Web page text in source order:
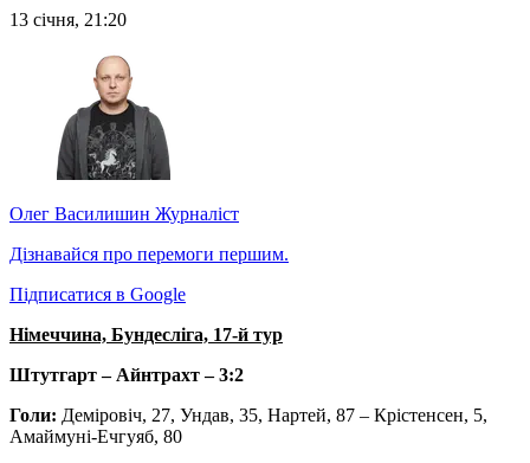
13 січня, 21:20
Олег Василишин Журналіст
Дізнавайся про перемоги першим.
Підписатися в Google
Німеччина, Бундесліга, 17-й тур
Штутгарт – Айнтрахт – 3:2
Голи: Деміровіч, 27, Ундав, 35, Нартей, 87 – Крістенсен, 5,
Амаймуні-Ечгуяб, 80